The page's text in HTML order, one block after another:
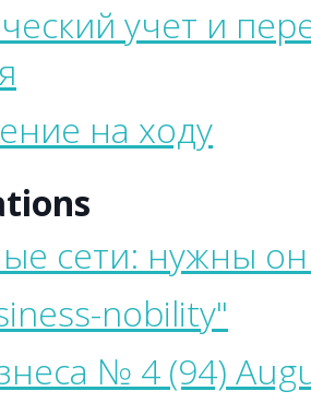
учет и
на ходу
сети: нужны
nobility"
№ 4 (94)